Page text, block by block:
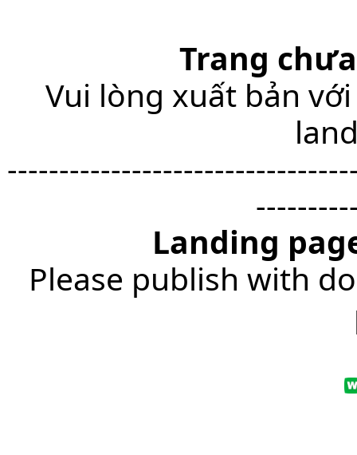
Trang
Vui lòng xuất bản
Landing
Please publish with